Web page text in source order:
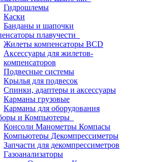
Гидрошлемы
Каски
Банданы и шапочки
плавучести
Жилеты компенсаторы BCD
Аксессуары для жилетов-
компенсаторов
Подвесные системы
Крылья для подвесок
Спинки, адаптеры и аксессуары
Карманы грузовые
Карманы для оборудования
и Компьютеры
Консоли Манометры Компасы
Компьютеры Декомпрессиметры
Запчасти для декомпрессиметров
Газоанализаторы